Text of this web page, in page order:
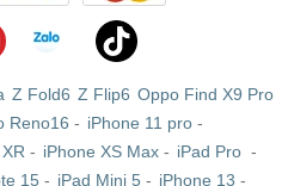
Z Fold6 Z Flip6 Oppo Find X9 Pro
Reno16 - iPhone 11 pro-
- iPhone XS Max- iPad Pro -
15 - iPad Mini 5 - iPhone 13 -